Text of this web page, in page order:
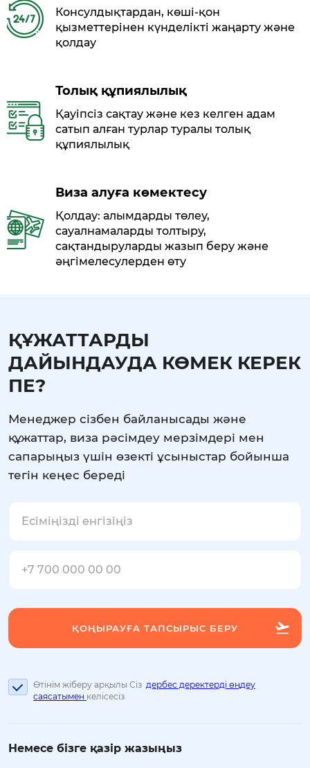
Консулдықтардан, көші-қон
қызметтерінен күнделікті жаңарту және
қолдау
Толық құпиялылық
Қауіпсіз сақтау және кез келген адам
сатып алған турлар туралы толық
құпиялылық
Виза алуға көмектесу
Қолдау: алымдарды төлеу,
сауалнамаларды толтыру,
сақтандыруларды жазып беру және
әңгімелесулерден өту
ҚҰЖАТТАРДЫ
ДАЙЫНДАУДА КӨМЕК КЕРЕК
ПЕ?
Менеджер сізбен байланысады және
құжаттар, виза рәсімдеу мерзімдері мен
сапарыңыз үшін өзекті ұсыныстар бойынша
тегін кеңес береді
Өтінім жіберу арқылы Сіз дербес деректерді өңдеу
саясатымен келісесіз
Немесе бізге қазір жазыңыз